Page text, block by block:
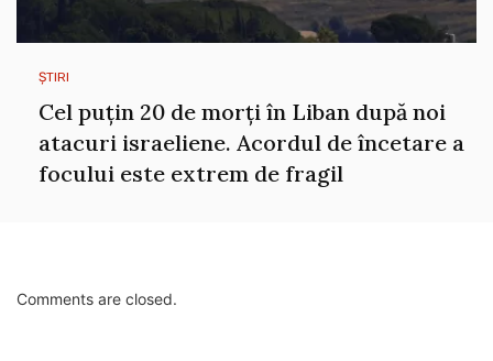
ȘTIRI
Cel puțin 20 de morți în Liban după noi
atacuri israeliene. Acordul de încetare a
focului este extrem de fragil
Comments are closed.